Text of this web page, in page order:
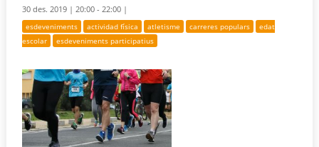
30 des. 2019 |20:00 - 22:00 |
esdeveniments actividad física atletisme carreres populars
edat
escolar
esdeveniments participatius